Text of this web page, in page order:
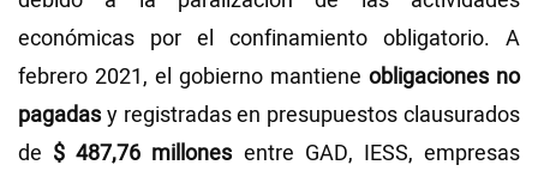
económicas por el confinamiento obligatorio. A
febrero 2021, el gobierno mantiene obligaciones no
pagadas y registradas en presupuestos clausurados
de $ 487,76 millones entre GAD, IESS, empresas